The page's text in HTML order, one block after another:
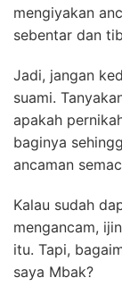
mengiyakan
sebentar dan
Jadi, jangan
suami.
apakah
baginya
ancaman
Kalau sudah
mengancam,
itu. Tapi,
saya Mbak?